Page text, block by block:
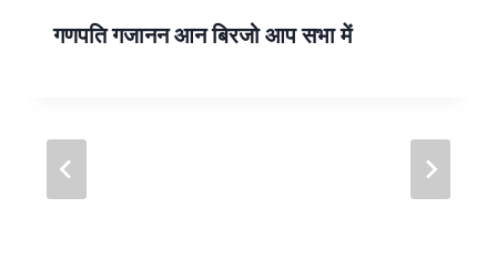
गणपति गजानन आन बिरजो आप सभा में